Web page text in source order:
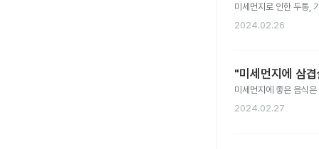
미세먼지로 인한 두통,
2024.02.26
"미세먼지에 삼
미세먼지에 좋은 음식
2024.02.27